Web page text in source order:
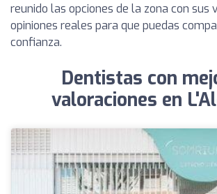
reunido las opciones de la zona con sus
opiniones reales para que puedas
confianza.
Dentistas con
valoraciones en